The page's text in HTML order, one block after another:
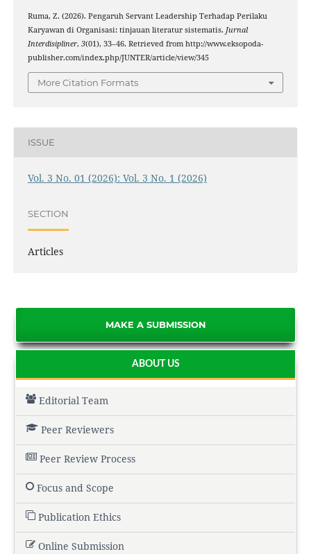
Ruma, Z. (2026). Pengaruh Servant Leadership Terhadap Perilaku
Karyawan di Organisasi: tinjauan literatur sistematis. Jurnal
Interdisipliner, 3(01), 33–46. Retrieved from http://www.eksopoda-
publisher.com/index.php/JUNTER/article/view/345
More Citation Formats
ISSUE
Vol. 3 No. 01 (2026): Vol. 3 No. 1 (2026)
SECTION
Articles
MAKE A SUBMISSION
ABOUT US
Editorial Team
Peer Reviewers
Peer Review Process
Focus and Scope
Publication Ethics
Online Submission